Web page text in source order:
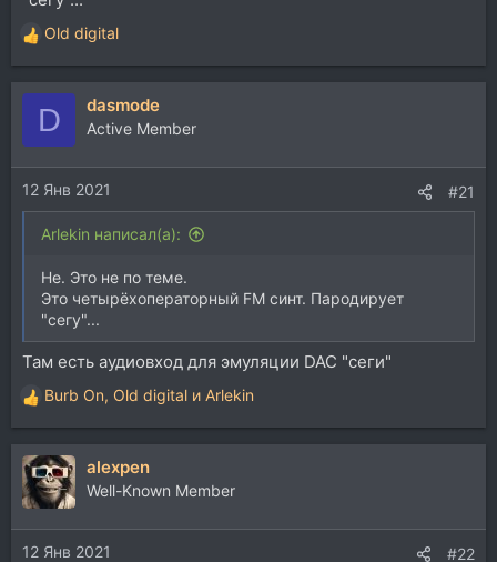
Р
е
а
и
и
:
Old digital
D dasmode
Active Member
12 Янв 2021 #21
Arlekin написал(а):
Не. Это не по теме.
Это четырёхоператорный FM синт. Пародирует
"сегу"...
Там есть аудиовход для эмуляции DAC "сеги"
Р
е
а
к
ц
и
и
:
Burb On, Old digital и Arlekin
alexpen
Well-Known Member
12 Янв 2021 #22